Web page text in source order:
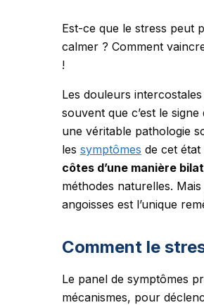
Est-ce que le stress peut
calmer ? Comment
!
Les douleurs
souvent que c’est le
une véritable pathologie
les symptômes de cet état
côtes d’une manière
méthodes naturelles.
angoisses est l’unique
Comment le
Le panel de symptômes
mécanismes, pour